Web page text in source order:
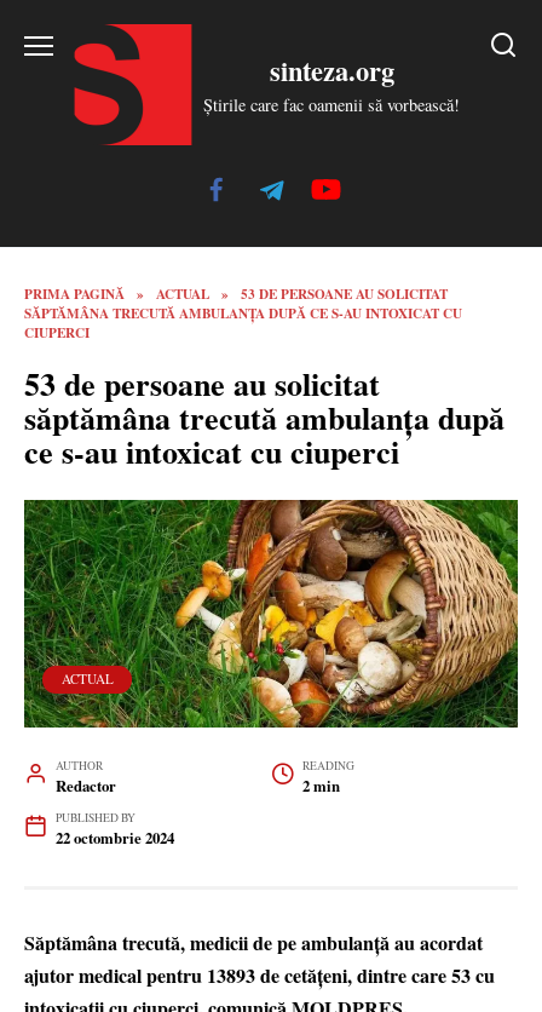
sinteza.org
Știrile care fac oamenii să vorbească!
PRIMA PAGINĂ » ACTUAL »
53 DE PERSOANE AU SOLICITAT
SĂPTĂMÂNA TRECUTĂ AMBULANȚA DUPĂ CE S-AU INTOXICAT CU
CIUPERCI
53 de persoane au solicitat
săptămâna trecută ambulanța după
ce s-au intoxicat cu ciuperci
ACTUAL
AUTHOR
Redactor
READING
2 min
PUBLISHED BY
22 octombrie 2024
Săptămâna trecută, medicii de pe ambulanță au acordat
ajutor medical pentru 13893 de cetățeni, dintre care 53 cu